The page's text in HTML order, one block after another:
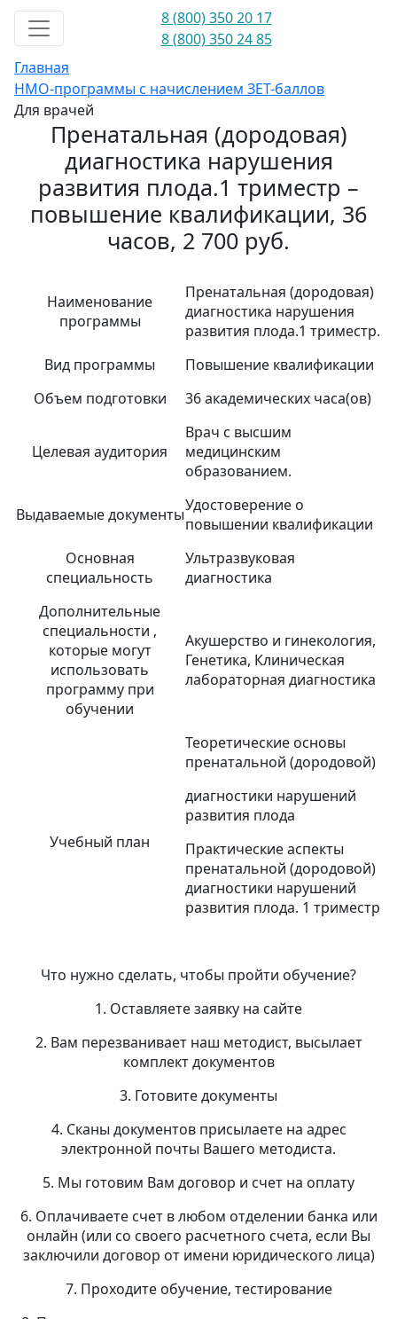
8 (800) 350 20 17
8 (800) 350 24 85
Главная
НМО-программы с начислением ЗЕТ-баллов
Для врачей
Пренатальная (дородовая)
диагностика нарушения
развития плода.1 триместр –
повышение квалификации, 36
часов, 2 700 руб.
Наименование
программы
Пренатальная (дородовая)
диагностика нарушения
развития плода.1 триместр.
Вид программы
Повышение квалификации
Объем подготовки
36 академических часа(ов)
Целевая аудитория
Врач с высшим
медицинским
образованием.
Выдаваемые документыУдостоверение о
повышении квалификации
Основная
специальность
Ультразвуковая
диагностика
Дополнительные
специальности ,
которые могут
использовать
программу при
обучении
Акушерство и гинекология,
Генетика, Клиническая
лабораторная диагностика
Учебный план
Теоретические основы
пренатальной (дородовой)
диагностики нарушений
развития плода
Практические аспекты
пренатальной (дородовой)
диагностики нарушений
развития плода. 1 триместр
Что нужно сделать, чтобы пройти обучение?
1. Оставляете заявку на сайте
2. Вам перезванивает наш методист, высылает
комплект документов
3. Готовите документы
4. Сканы документов присылаете на адрес
электронной почты Вашего методиста.
5. Мы готовим Вам договор и счет на оплату
6. Оплачиваете счет в любом отделении банка или
онлайн (или со своего расчетного счета, если Вы
заключили договор от имени юридического лица)
7. Проходите обучение, тестирование